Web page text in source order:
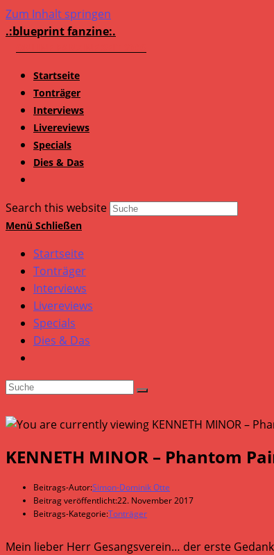
Zum Inhalt springen
.:blueprint fanzine:.
Startseite
Tonträger
Interviews
Livereviews
Specials
Dies & Das
Search this website
Menü Schließen
Startseite
Tonträger
Interviews
Livereviews
Specials
Dies & Das
KENNETH MINOR – Phantom
Beitrags-Autor:Simon-Dominik Otte
Beitrag veröffentlicht:22. November 2017
Beitrags-Kategorie:Tonträger
Mein lieber Herr Gesangsverein… der erste